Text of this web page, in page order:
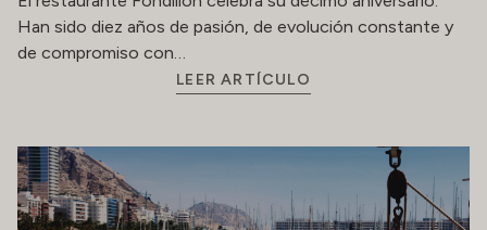
Han sido diez años de pasión, de evolución constante y
de compromiso con…
LEER ARTÍCULO